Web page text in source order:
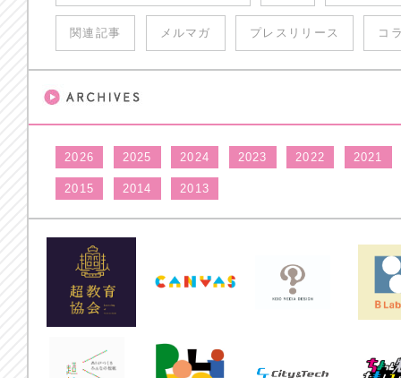
関連記事 メルマガ プレスリリース コ
2026 2025 2024 2023 2022 2021
2015 2014 2013